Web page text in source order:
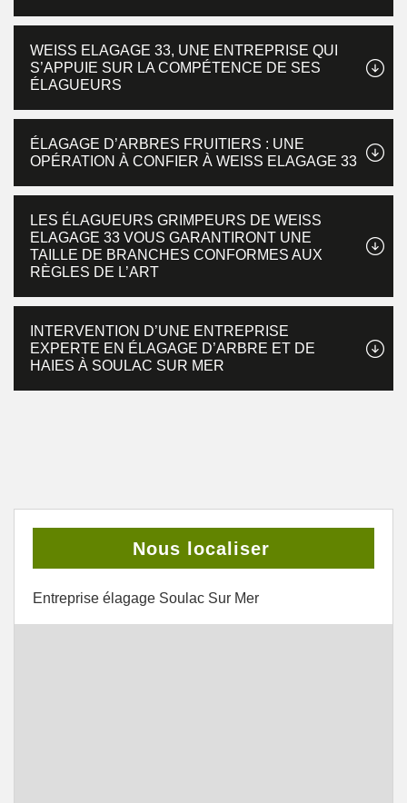
WEISS ELAGAGE 33, UNE ENTREPRISE QUI
S’APPUIE SUR LA COMPÉTENCE DE SES
ÉLAGUEURS
ÉLAGAGE D’ARBRES FRUITIERS : UNE
OPÉRATION À CONFIER À WEISS ELAGAGE 33
LES ÉLAGUEURS GRIMPEURS DE WEISS
ELAGAGE 33 VOUS GARANTIRONT UNE
TAILLE DE BRANCHES CONFORMES AUX
RÈGLES DE L’ART
INTERVENTION D’UNE ENTREPRISE
EXPERTE EN ÉLAGAGE D’ARBRE ET DE
HAIES À SOULAC SUR MER
Nous localiser
Entreprise élagage Soulac Sur Mer